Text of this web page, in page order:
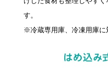
す。
※冷蔵専用庫、冷凍用庫に